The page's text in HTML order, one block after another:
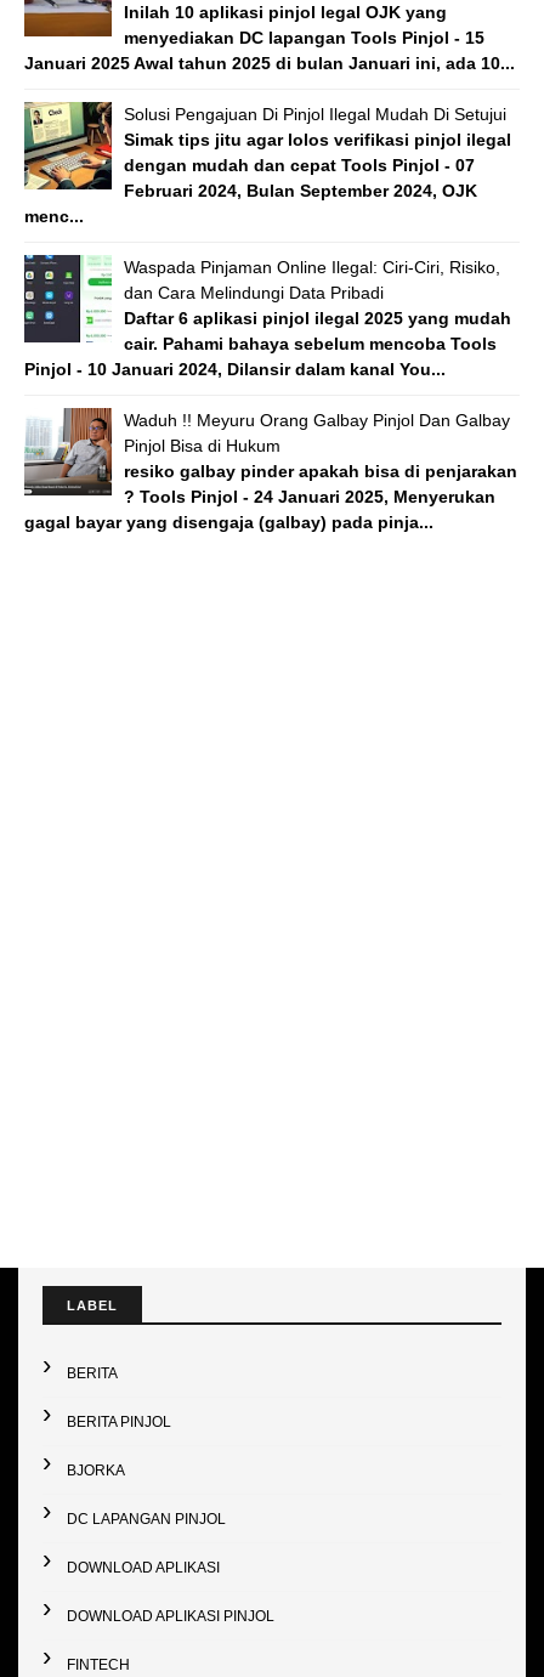
Inilah 10 aplikasi pinjol legal OJK yang
menyediakan DC lapangan Tools Pinjol - 15
Januari 2025 Awal tahun 2025 di bulan Januari ini, ada 10...
Solusi Pengajuan Di Pinjol Ilegal Mudah Di Setujui
Simak tips jitu agar lolos verifikasi pinjol ilegal
dengan mudah dan cepat Tools Pinjol - 07
Februari 2024, Bulan September 2024, OJK
menc...
Waspada Pinjaman Online Ilegal: Ciri-Ciri, Risiko,
dan Cara Melindungi Data Pribadi
Daftar 6 aplikasi pinjol ilegal 2025 yang mudah
cair. Pahami bahaya sebelum mencoba Tools
Pinjol - 10 Januari 2024, Dilansir dalam kanal You...
Waduh !! Meyuru Orang Galbay Pinjol Dan Galbay
Pinjol Bisa di Hukum
resiko galbay pinder apakah bisa di penjarakan
? Tools Pinjol - 24 Januari 2025, Menyerukan
gagal bayar yang disengaja (galbay) pada pinja...
LABEL
BERITA
BERITA PINJOL
BJORKA
DC LAPANGAN PINJOL
DOWNLOAD APLIKASI
DOWNLOAD APLIKASI PINJOL
FINTECH